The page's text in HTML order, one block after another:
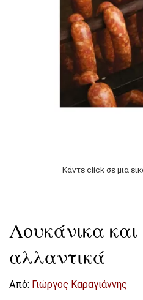
Κάντε click σε μια
Λουκάνικα και
αλλαντικά
Από: Γιώργος Καραγιάννης